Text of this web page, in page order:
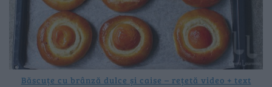
Băscuțe cu brânză dulce și caise – rețetă video + text